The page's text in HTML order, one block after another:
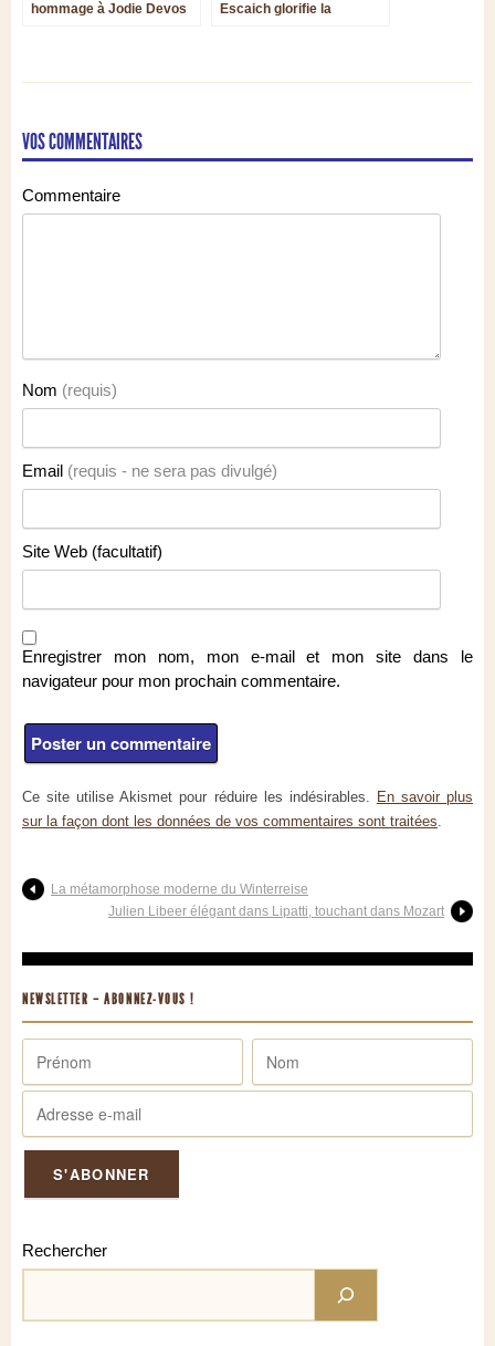
hommage à Jodie Devos
Escaich glorifie la
VOS COMMENTAIRES
Commentaire
Nom (requis)
Email (requis - ne sera pas divulgé)
Site Web (facultatif)
Enregistrer mon nom, mon e-mail et mon site dans le
navigateur pour mon prochain commentaire.
Ce site utilise Akismet pour réduire les indésirables. En savoir plus
sur la façon dont les données de vos commentaires sont traitées.
La métamorphose moderne du Winterreise
Julien Libeer élégant dans Lipatti, touchant dans Mozart
NEWSLETTER – ABONNEZ-VOUS !
Rechercher